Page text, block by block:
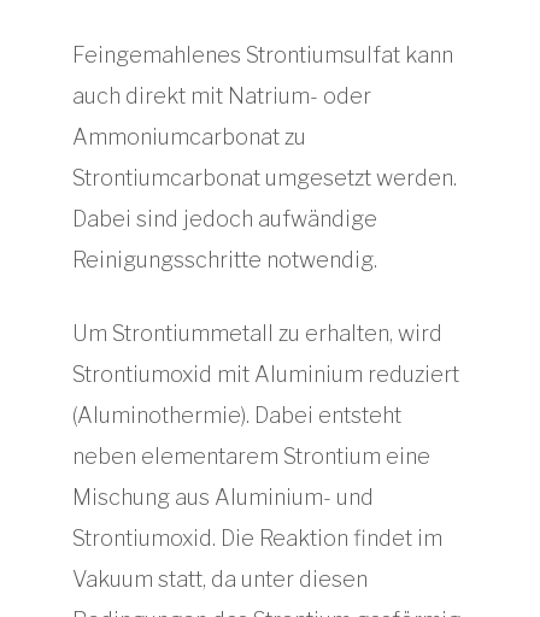
Feingemahlenes Strontiumsulfat kann
auch direkt mit Natrium- oder
Ammoniumcarbonat zu
Strontiumcarbonat umgesetzt werden.
Dabei sind jedoch aufwändige
Reinigungsschritte notwendig.
Um Strontiummetall zu erhalten, wird
Strontiumoxid mit Aluminium reduziert
(Aluminothermie). Dabei entsteht
neben elementarem Strontium eine
Mischung aus Aluminium- und
Strontiumoxid. Die Reaktion findet im
Vakuum statt, da unter diesen